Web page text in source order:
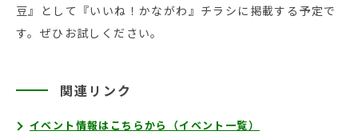
豆』として『いいね！かながわ』チラシに掲載する予定で
す。ぜひお試しください。
関連リンク
イベント情報はこちらから（イベント一覧）